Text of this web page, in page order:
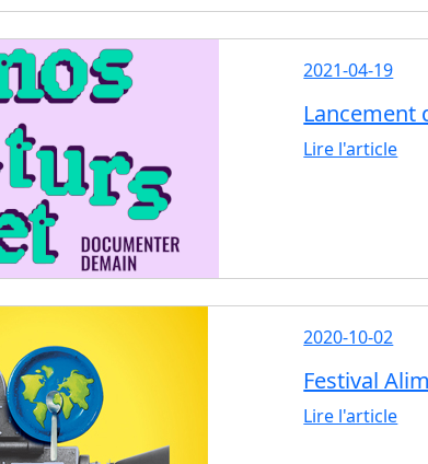
2021-04-19
Lancement
Lire l'article
2020-10-02
Festival
Lire l'article